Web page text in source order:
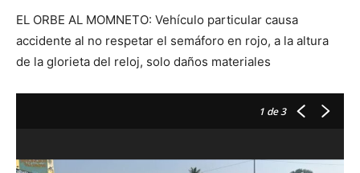
EL ORBE AL MOMNETO: Vehículo particular causa
accidente al no respetar el semáforo en rojo, a la altura
de la glorieta del reloj, solo daños materiales
1 de 3